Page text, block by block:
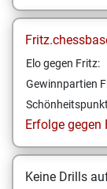
Elo gegen Fritz:
Gewinnpartien
Erfolge gegen
Keine Drills